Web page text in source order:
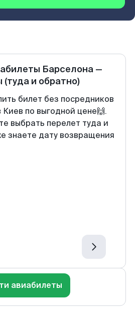
Барселона—
(туда и обратно)
билет без посредников
по выгодной цене🙌.
выбрать перелет туда и
знаете дату возвращения
авиабилеты